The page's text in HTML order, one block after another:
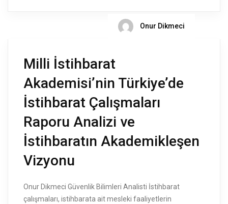
Onur Dikmeci
Milli İstihbarat
Akademisi’nin Türkiye’de
İstihbarat Çalışmaları
Raporu Analizi ve
İstihbaratın Akademikleşen
Vizyonu
Onur Dikmeci Güvenlik Bilimleri Analisti İstihbarat
çalışmaları, istihbarata ait mesleki faaliyetlerin